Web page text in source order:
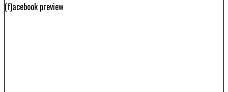
(f)acebook preview